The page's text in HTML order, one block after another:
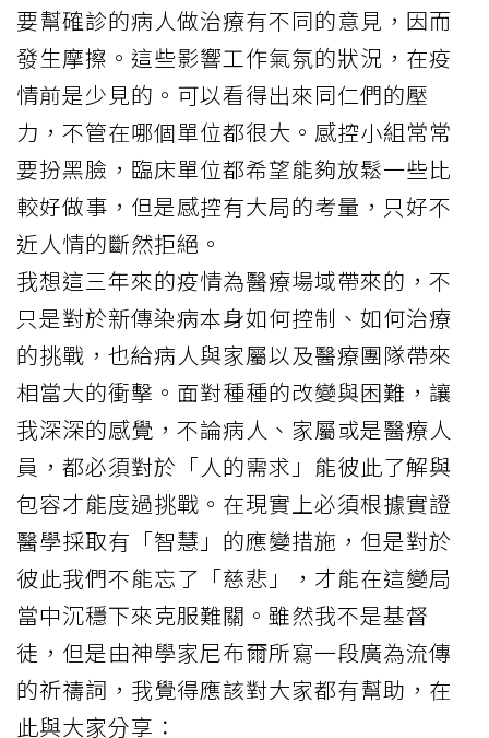
要幫確診的病人做治療有不同的意見，因而
發生摩擦。這些影響工作氣氛的狀況，在疫
情前是少見的。可以看得出來同仁們的壓
力，不管在哪個單位都很大。感控小組常常
要扮黑臉，臨床單位都希望能夠放鬆一些比
較好做事，但是感控有大局的考量，只好不
近人情的斷然拒絕。
我想這三年來的疫情為醫療場域帶來的，不
只是對於新傳染病本身如何控制、如何治療
的挑戰，也給病人與家屬以及醫療團隊帶來
相當大的衝擊。面對種種的改變與困難，讓
我深深的感覺，不論病人、家屬或是醫療人
員，都必須對於「人的需求」能彼此了解與
包容才能度過挑戰。在現實上必須根據實證
醫學採取有「智慧」的應變措施，但是對於
彼此我們不能忘了「慈悲」，才能在這變局
當中沉穩下來克服難關。雖然我不是基督
徒，但是由神學家尼布爾所寫一段廣為流傳
的祈禱詞，我覺得應該對大家都有幫助，在
此與大家分享：